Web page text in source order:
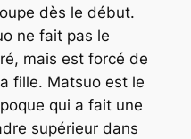
dès le début.
ne fait pas le
mais est forcé de
fille. Matsuo est le
qui a fait une
supérieur dans